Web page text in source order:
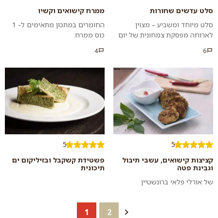
סלט עדשים שחורות
סלט מיוחד ומשביע – מצוין
לארוחה מפסקת צמחונית של יום
טעימה ובריאה. נסו גם את המתכון
6
ממרח קישואים וקשיו
החומרים במתכון מתאימים ל- 1
כוס ממרח:
4
5
קציצות קישואים, עשבי תיבול
וגבינת פטה
של אורלי פלאי ברונשטיין
5
פשטידת קשקבל ובזיליקום ים
תיכונית
1 2